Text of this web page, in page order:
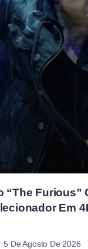
“The Furious”
Em
5 De Agosto De 2026